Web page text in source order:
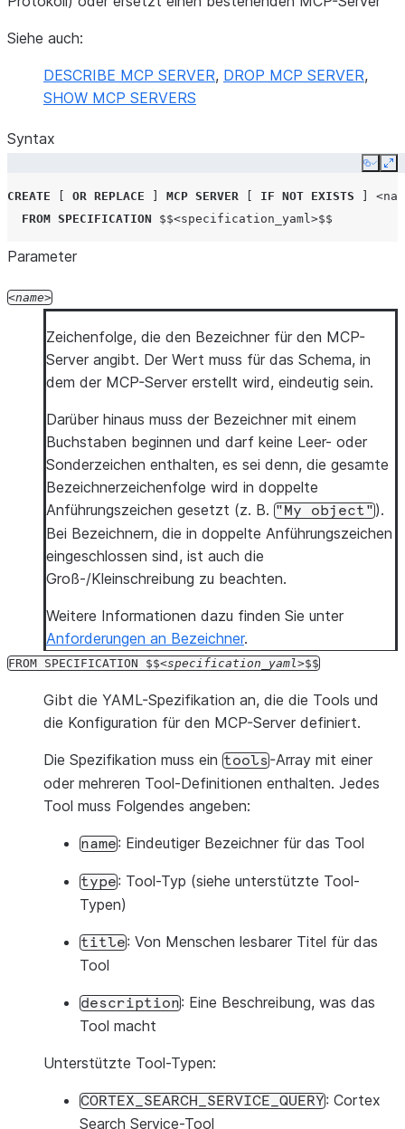
Siehe auch:
DESCRIBE MCP SERVER, DROP MCP SERVER,
SHOW MCP SERVERS
Syntax
Copy
CREATE OR REPLACE MCP SERVER IF NOT EXISTS
FROM SPECIFICATION $$<specification_yaml>$$
Parameter
name
Zeichenfolge, die den Bezeichner für den MCP-
Server angibt. Der Wert muss für das Schema, in
dem der MCP-Server erstellt wird, eindeutig sein.
Darüber hinaus muss der Bezeichner mit einem
Buchstaben beginnen und darf keine Leer- oder
Sonderzeichen enthalten, es sei denn, die gesamte
Bezeichnerzeichenfolge wird in doppelte
Anführungszeichen gesetzt (z. B. "My object").
Bei Bezeichnern, die in doppelte Anführungszeichen
eingeschlossen sind, ist auch die
Groß-/Kleinschreibung zu beachten.
Weitere Informationen dazu finden Sie unter
Anforderungen an Bezeichner.
FROM SPECIFICATION $$ specification_yaml $$
Gibt die YAML-Spezifikation an, die die Tools und
die Konfiguration für den MCP-Server definiert.
Die Spezifikation muss ein tools-Array mit einer
oder mehreren Tool-Definitionen enthalten. Jedes
Tool muss Folgendes angeben:
name: Eindeutiger Bezeichner für das Tool
type: Tool-Typ (siehe unterstützte Tool-
Typen)
title: Von Menschen lesbarer Titel für das
Tool
description: Eine Beschreibung, was das
Tool macht
Unterstützte Tool-Typen:
CORTEX_SEARCH_SERVICE_QUERY: Cortex
Search Service-Tool